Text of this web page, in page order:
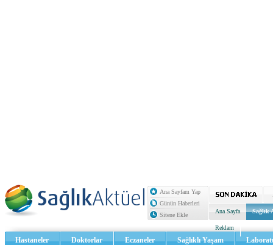
Ana Sayfam Yap
Günün Haberleri
Sitene Ekle
Ana Sayfa Sağlık
Reklam
Hastaneler Doktorlar Eczaneler Sağlıklı Yaşam